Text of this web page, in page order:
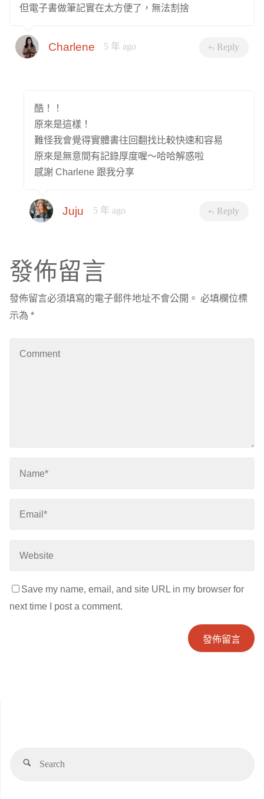
但電子書做筆記實在太方便了，無法割捨
Charlene 5 年 ago Reply
酷！！
原來是這樣！
難怪我會覺得實體書往回翻找比較快速和容易
原來是無意間有記錄厚度喔～哈哈解惑啦
感謝 Charlene 跟我分享
Juju 5 年 ago Reply
發佈留言
發佈留言必須填寫的電子郵件地址不會公開。 必填欄位標
示為*
Save my name, email, and site URL in my browser for
next time I post a comment.
Search